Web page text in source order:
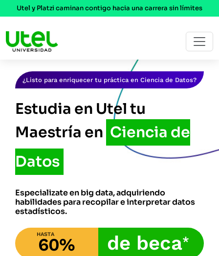
Utel y Platzi caminan contigo hacia una carrera sin límites
¿Listo para enriquecer tu práctica en Ciencia de Datos?
Estudia en Utel tu
Maestría en Ciencia de
Datos
Especializate en big data, adquiriendo
habilidades para recopilar e interpretar datos
estadísticos.
HASTA
60% de beca*